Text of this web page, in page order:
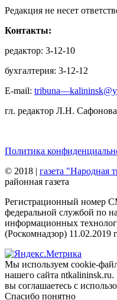
Редакция не несет
Контакты:
редактор: 3-12-10
бухгалтерия: 3-12-12
E-mail:
гл. редактор Л.Н. Сафонова
Политика
© 2018 | газета "Народная
районная газета
Регистрационный номер
федеральной службой по
информационных
(Роскомнадзор) 11.02.2019
Мы используем cookie-
нашего сайта ntkalininsk.ru.
вы соглашаетесь с
Спасибо понятно